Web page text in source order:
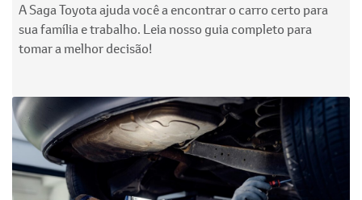
A Saga Toyota ajuda você a encontrar o carro certo para
sua família e trabalho. Leia nosso guia completo para
tomar a melhor decisão!